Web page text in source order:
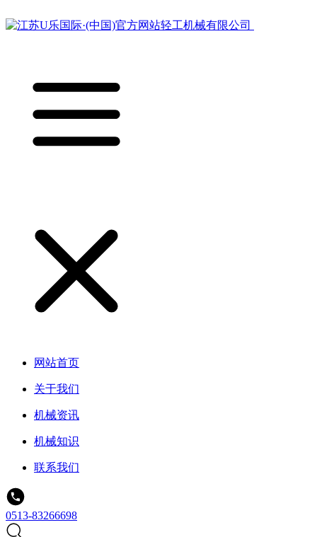
网站首页
关于我们
机械资讯
机械知识
联系我们
0513-83266698